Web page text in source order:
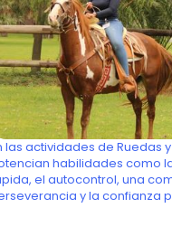
y
las actividades de Ruedas
habilidades como
el autocontrol, una
y la confianza